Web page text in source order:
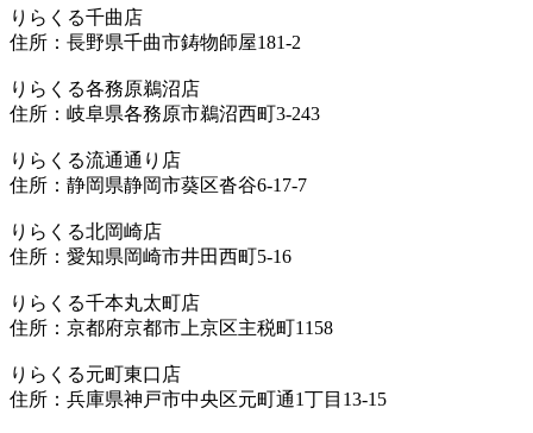
りらくる千曲店
住所：長野県千曲市鋳物師屋181-2
りらくる各務原鵜沼店
住所：岐阜県各務原市鵜沼西町3-243
りらくる流通通り店
住所：静岡県静岡市葵区沓谷6-17-7
りらくる北岡崎店
住所：愛知県岡崎市井田西町5-16
りらくる千本丸太町店
住所：京都府京都市上京区主税町1158
りらくる元町東口店
住所：兵庫県神戸市中央区元町通1丁目13-15